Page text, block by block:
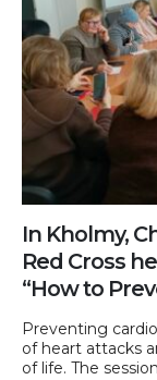
In Kholmy,
Red Cross
“How to
Preventing
of heart attacks
of life. The